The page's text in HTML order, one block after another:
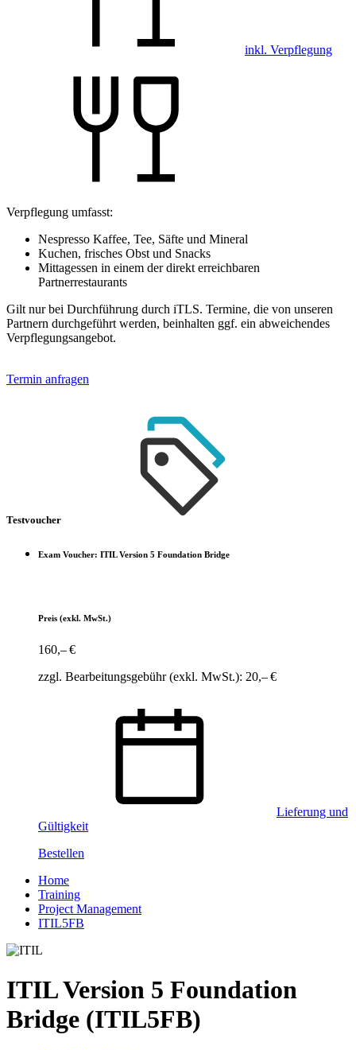
inkl. Verpflegung
Verpflegung umfasst:
Nespresso Kaffee, Tee, Säfte und Mineral
Kuchen, frisches Obst und Snacks
Mittagessen in einem der direkt erreichbaren
Partnerrestaurants
Gilt nur bei Durchführung durch iTLS. Termine, die von unseren
Partnern durchgeführt werden, beinhalten ggf. ein abweichendes
Verpflegungsangebot.
Termin anfragen
Testvoucher
Exam Voucher: ITIL Version 5 Foundation Bridge
Preis (exkl. MwSt.)
160,– €
zzgl. Bearbeitungsgebühr (exkl. MwSt.): 20,– €
Lieferung und
Gültigkeit
Bestellen
Home
Training
Project Management
ITIL5FB
ITIL Version 5 Foundation
Bridge (ITIL5FB)